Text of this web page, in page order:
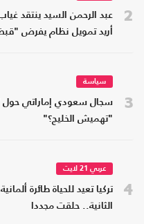
2
عبد الرحمن السيد ينتقد
أريد تمويل نظام يفرض
3
سياسة
سجال سعودي إماراتي
"تهميش الخليج؟"
4
عربي 21 لايت
تركيا تعيد للحياة طائرة
الثانية.. حلقت مجددا